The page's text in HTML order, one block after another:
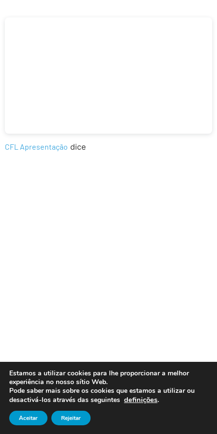
CFL Apresentação dice
Estamos a utilizar cookies para lhe proporcionar a melhor
experiência no nosso sítio Web.
Pode saber mais sobre os cookies que estamos a utilizar ou
desactivá-los através das seguintes definições.
Aceitar Rejeitar